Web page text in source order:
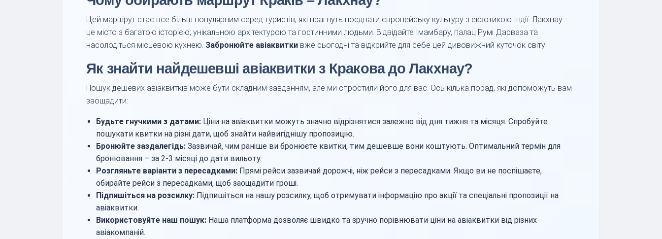
Цей маршрут стає все більш популярним серед туристів, які прагнуть поєднати європейську культуру з екзотикою Індії. Лакхнау –
це місто з багатою історією, унікальною архітектурою та гостинними людьми. Відвідайте Імамбару, палац Румі Дарваза та
насолодіться місцевою кухнею. Забронюйте авіаквитки вже сьогодні та відкрийте для себе цей дивовижний куточок світу!
Як знайти найдешевші авіаквитки з Кракова до Лакхнау?
Пошук дешевих авіаквитків може бути складним завданням, але ми спростили його для вас. Ось кілька порад, які допоможуть вам
заощадити:
Будьте гнучкими з датами: Ціни на авіаквитки можуть значно відрізнятися залежно від дня тижня та місяця. Спробуйте
пошукати квитки на різні дати, щоб знайти найвигіднішу пропозицію.
Бронюйте заздалегідь: Зазвичай, чим раніше ви бронюєте квитки, тим дешевше вони коштують. Оптимальний термін для
бронювання – за 2-3 місяці до дати вильоту.
Розгляньте варіанти з пересадками: Прямі рейси зазвичай дорожчі, ніж рейси з пересадками. Якщо ви не поспішаєте,
обирайте рейси з пересадками, щоб заощадити гроші.
Підпишіться на розсилку: Підпишіться на нашу розсилку, щоб отримувати інформацію про акції та спеціальні пропозиції на
авіаквитки.
Використовуйте наш пошук: Наша платформа дозволяє швидко та зручно порівнювати ціни на авіаквитки від різних
авіакомпаній.